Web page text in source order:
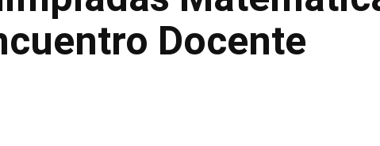
Docente